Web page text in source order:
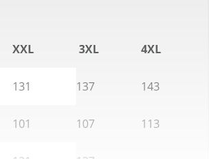
XXL 3XL 4XL
131 137 143
101 107 113